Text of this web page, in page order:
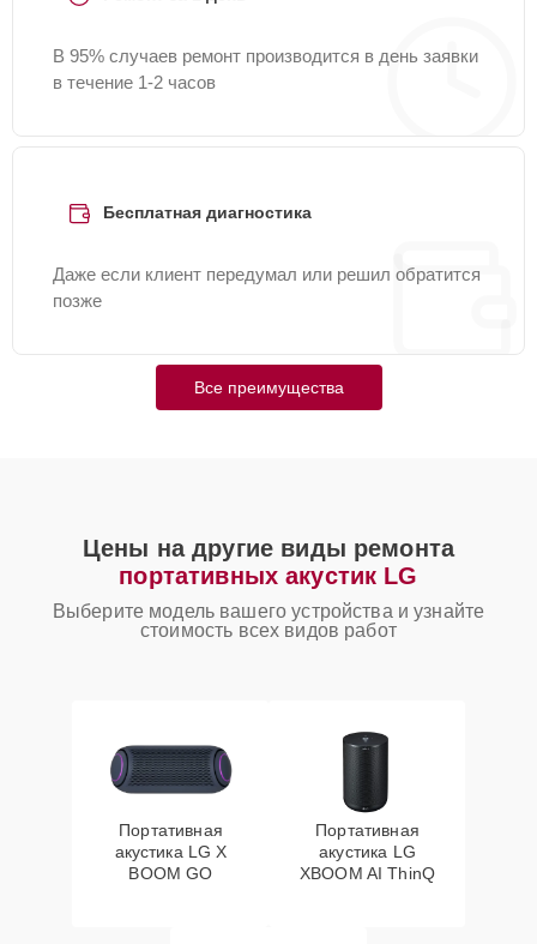
В 95% случаев ремонт производится в день заявки
в течение 1-2 часов
Бесплатная диагностика
Даже если клиент передумал или решил обратится
позже
Все преимущества
Цены на другие виды ремонта
портативных акустик LG
Выберите модель вашего устройства и узнайте
стоимость всех видов работ
Портативная
акустика LG X
BOOM GO
Портативная
акустика LG
XBOOM AI ThinQ